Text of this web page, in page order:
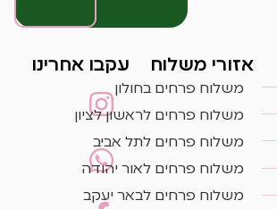
אזורי משלוח
משלוח פרחים בחולון
משלוח פרחים לראשון לציון
משלוח פרחים לתל אביב
משלוח פרחים לאור יהודה
משלוח פרחים לבאר יעקב
עקבו אחרינו